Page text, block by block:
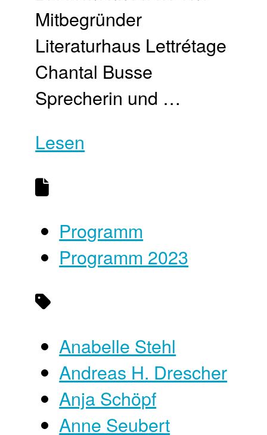
Mitbegründer
Literaturhaus Lettrétage
Chantal Busse
Sprecherin und …
Lesen
Programm
Programm 2023
Anabelle Stehl
Andreas H. Drescher
Anja Schöpf
Anne Seubert